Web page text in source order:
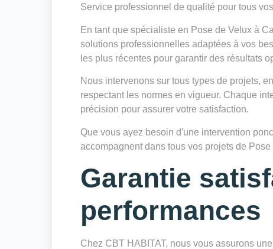
Service professionnel de qualité pour tous
En tant que spécialiste en Pose de Velux à
solutions professionnelles adaptées à vos
les plus récentes pour garantir des résultats
Nous intervenons sur tous types de projets,
respectant les normes en vigueur. Chaque
précision pour assurer votre satisfaction.
Que vous ayez besoin d'une intervention
accompagnent dans tous vos projets de
Garantie
performances
Chez CBT HABITAT, nous vous assurons